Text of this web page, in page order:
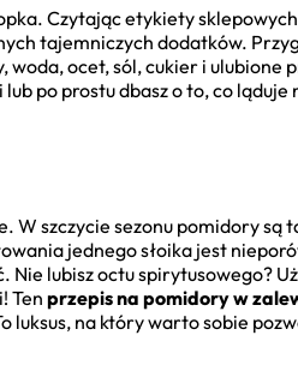
Czytając etykiety
tajemniczych dodatków.
woda, ocet, sól, cukier i ulubione
po prostu dbasz o to, co
W szczycie sezonu pomidory
jednego słoika jest
lubisz octu spirytusowego?
Ten przepis na pomidory w
luksus, na który warto sobie